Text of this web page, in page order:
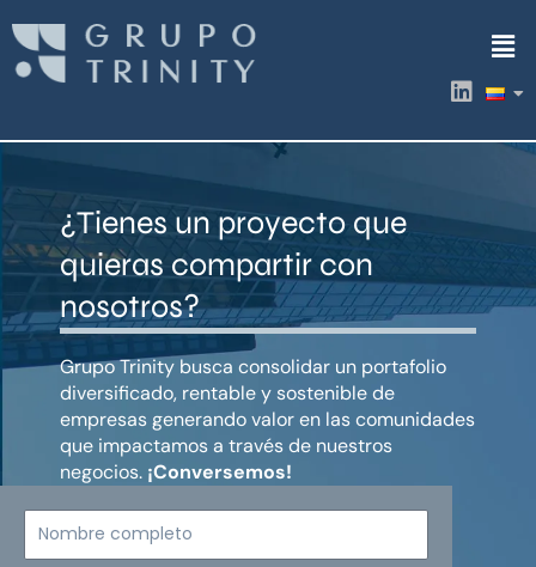
contenido
L
i
k
i
¿Tienes un proyecto que
quieras compartir con
nosotros?
Grupo Trinity busca consolidar un portafolio
diversificado, rentable y sostenible de
empresas generando valor en las comunidades
que impactamos a través de nuestros
negocios. ¡Conversemos!